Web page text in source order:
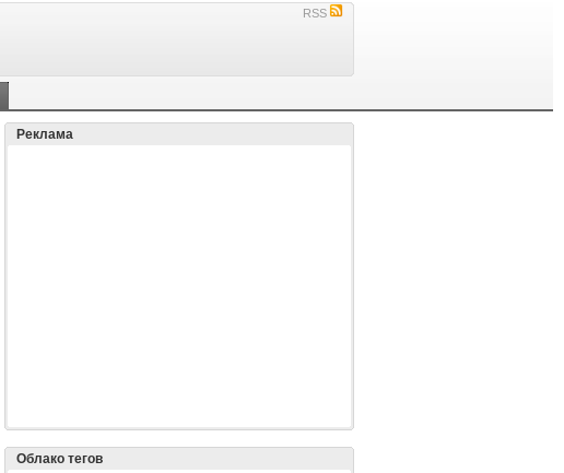
RSS
Реклама
Облако тегов